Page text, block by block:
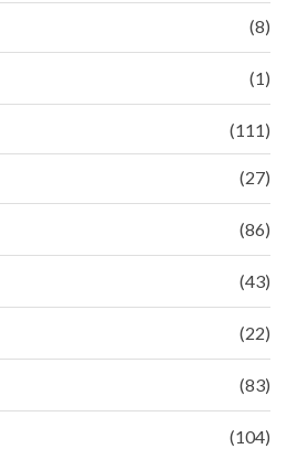
(8)
(1)
(111)
(27)
(86)
(43)
(22)
(83)
(104)